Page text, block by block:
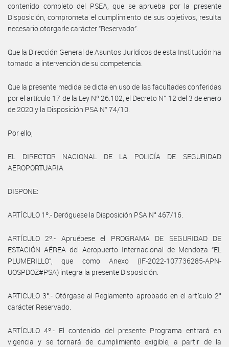
contenido completo del PSEA, que se aprueba por la presente
Disposición, comprometa el cumplimiento de sus objetivos, resulta
necesario otorgarle carácter “Reservado”.
Que la Dirección General de Asuntos Jurídicos de esta Institución ha
tomado la intervención de su competencia.
Que la presente medida se dicta en uso de las facultades conferidas
por el artículo 17 de la Ley Nº 26.102, el Decreto N° 12 del 3 de enero
de 2020 y la Disposición PSA N° 74/10.
Por ello,
EL DIRECTOR NACIONAL DE LA POLICÍA DE SEGURIDAD
AEROPORTUARIA
DISPONE:
ARTÍCULO 1º.- Deróguese la Disposición PSA N° 467/16.
ARTÍCULO 2º.- Apruébese el PROGRAMA DE SEGURIDAD DE
ESTACIÓN AÉREA del Aeropuerto Internacional de Mendoza “EL
PLUMERILLO”, que como Anexo (IF-2022-107736285-APN-
UOSPDOZ#PSA) integra la presente Disposición.
ARTICULO 3°.- Otórgase al Reglamento aprobado en el artículo 2°
carácter Reservado.
ARTÍCULO 4º.- El contenido del presente Programa entrará en
vigencia y se tornará de cumplimiento exigible, a partir de la